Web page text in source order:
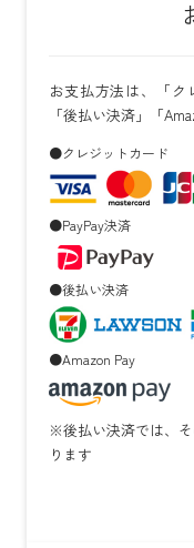
お支払方法は、「ク
「後払い決済」「
●クレジットカード
●PayPay決済
●後払い決済
●Amazon Pay
※後払い決済では、
ります